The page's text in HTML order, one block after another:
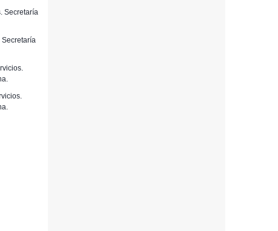
Secretaría
Secretaría